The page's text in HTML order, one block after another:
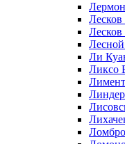
Ли
Ликсо